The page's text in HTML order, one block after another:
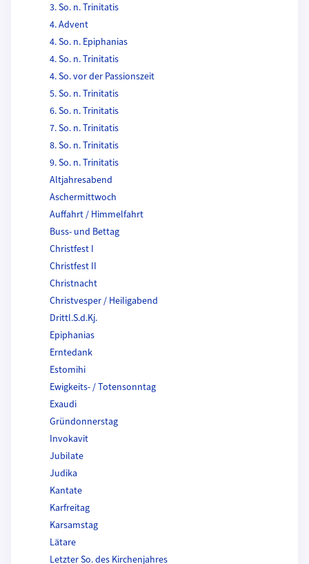
3. So. n. Trinitatis
4. Advent
4. So. n. Epiphanias
4. So. n. Trinitatis
4. So. vor der Passionszeit
5. So. n. Trinitatis
6. So. n. Trinitatis
7. So. n. Trinitatis
8. So. n. Trinitatis
9. So. n. Trinitatis
Altjahresabend
Aschermittwoch
Auffahrt / Himmelfahrt
Buss- und Bettag
Christfest I
Christfest II
Christnacht
Christvesper / Heiligabend
Drittl.S.d.Kj.
Epiphanias
Erntedank
Estomihi
Ewigkeits- / Totensonntag
Exaudi
Gründonnerstag
Invokavit
Jubilate
Judika
Kantate
Karfreitag
Karsamstag
Lätare
Letzter So. des Kirchenjahres